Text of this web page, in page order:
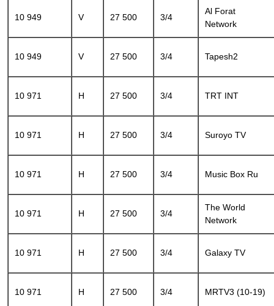
10 949 V 27 500 3/4
Al Forat
Network
10 949 V 27 500 3/4 Tapesh2
10 971 H 27 500 3/4 TRT INT
10 971 H 27 500 3/4 Suroyo TV
10 971 H 27 500 3/4 Music Box Ru
10 971 H 27 500 3/4
The World
Network
10 971 H 27 500 3/4 Galaxy TV
10 971 H 27 500 3/4 MRTV3 (10-19)